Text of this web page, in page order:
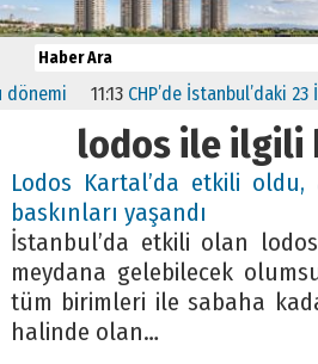
11:13 CHP’de İstanbul’daki 23
lodos ile ilgili
Lodos Kartal’da etkili
baskınları yaşandı
İstanbul’da etkili olan lodos
meydana gelebilecek
tüm birimleri ile sabaha
halinde olan…